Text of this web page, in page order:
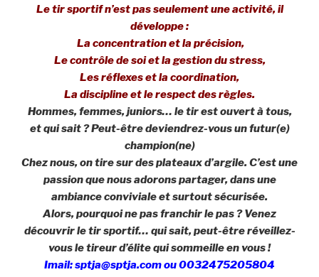
Le tir sportif n’est pas seulement une activité, il
développe :
La concentration et la précision,
Le contrôle de soi et la gestion du stress,
Les réflexes et la coordination,
La discipline et le respect des règles.
Hommes, femmes, juniors… le tir est ouvert à tous,
et qui sait ? Peut-être deviendrez-vous un futur(e)
champion(ne)
Chez nous, on tire sur des plateaux d’argile. C’est une
passion que nous adorons partager, dans une
ambiance conviviale et surtout sécurisée.
Alors, pourquoi ne pas franchir le pas ? Venez
découvrir le tir sportif… qui sait, peut-être réveillez-
vous le tireur d’élite qui sommeille en vous !
Imail: sptja@sptja.com ou 0032475205804